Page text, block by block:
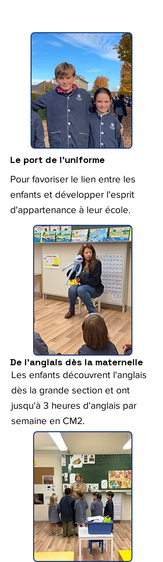
Le port de l'uniforme
Pour favoriser le lien entre les
enfants et développer l'esprit
d'appartenance à leur école.
De l'anglais dès la maternelle
Les enfants découvrent l'anglais
dès la grande section et ont
jusqu'à 3 heures d'anglais par
semaine en CM2.